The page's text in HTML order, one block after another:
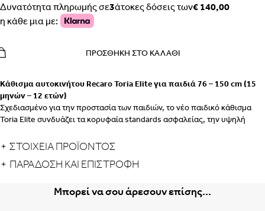
Δυνατότητα πληρωμής σε3άτοκες δόσεις των€ 140,00
η κάθε μια με:
ΠΡΟΣΘΉΚΗ ΣΤΟ ΚΑΛΆΘΙ
Κάθισμα αυτοκινήτου Recaro Toria Elite για παιδιά 76 – 150 cm (15
μηνών – 12 ετών)
Σχεδιασμένο για την προστασία των παιδιών, το νέο παιδικό κάθισμα
Toria Elite συνδυάζει τα κορυφαία standards ασφαλείας, την υψηλή
Αυτό το ευέλικτο κάθισμα, που μεγαλώνει μαζί με τους μικρούς
σε διαφορετικούς σωματότυπους.
Μεγαλώνοντας με το παιδί & εύκολο στις μετατροπές
Το κάθισμα είναι κατάλληλο για παιδιά από 15 μηνών και έως 12 ετών,
ΣΤΟΙΧΕΙΑ ΠΡΟΪΟΝΤΟΣ
ΠΑΡΆΔΟΣΗ ΚΑΙ ΕΠΙΣΤΡΟΦΉ
Μπορεί να σου άρεσουν επίσης...